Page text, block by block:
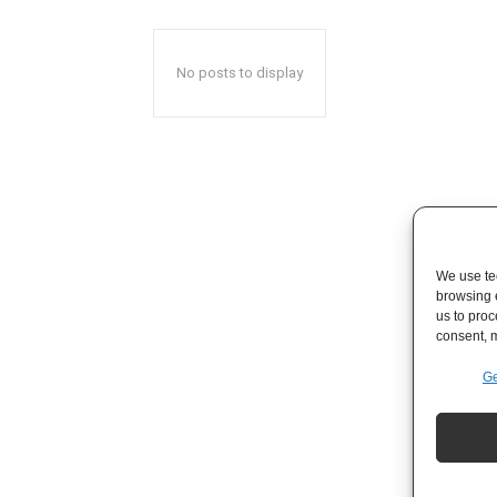
We use
browsing
us to
consent,
No posts to display